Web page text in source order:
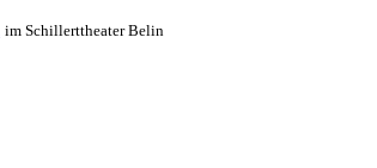
im Schillerttheater Belin